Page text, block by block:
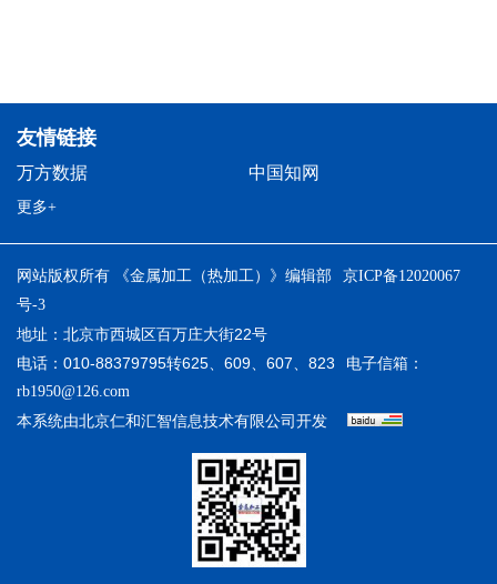
友情链接
万方数据 中国知网
更多+
网站版权所有 《金属加工（热加工）》编辑部
京ICP备12020067
号-3
地址：北京市西城区百万庄大街22号
电话：010-88379795转625、609、607、823
电子信箱：
rb1950@126.com
本系统由北京仁和汇智信息技术有限公司 开发